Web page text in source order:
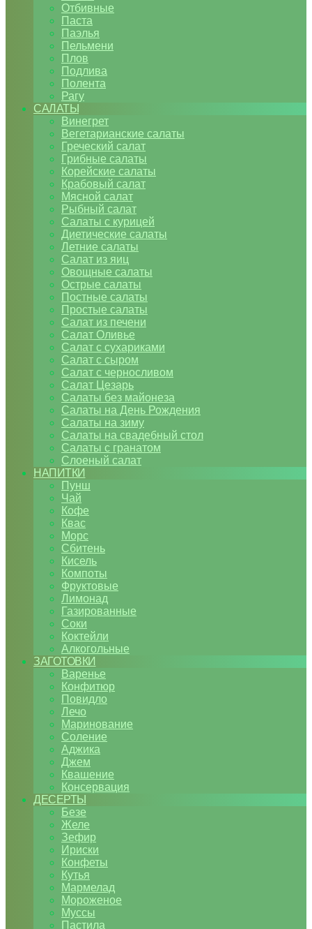
Отбивные
Паста
Паэлья
Пельмени
Плов
Подлива
Полента
Рагу
САЛАТЫ
Винегрет
Вегетарианские салаты
Греческий салат
Грибные салаты
Корейские салаты
Крабовый салат
Мясной салат
Рыбный салат
Салаты с курицей
Диетические салаты
Летние салаты
Салат из яиц
Овощные салаты
Острые салаты
Постные салаты
Простые салаты
Салат из печени
Салат Оливье
Салат с сухариками
Салат с сыром
Салат с черносливом
Салат Цезарь
Салаты без майонеза
Салаты на День Рождения
Салаты на зиму
Салаты на свадебный стол
Салаты с гранатом
Слоеный салат
НАПИТКИ
Пунш
Чай
Кофе
Квас
Морс
Сбитень
Кисель
Компоты
Фруктовые
Лимонад
Газированные
Соки
Коктейли
Алкогольные
ЗАГОТОВКИ
Варенье
Конфитюр
Повидло
Лечо
Маринование
Соление
Аджика
Джем
Квашение
Консервация
ДЕСЕРТЫ
Безе
Желе
Зефир
Ириски
Конфеты
Кутья
Мармелад
Мороженое
Муссы
Пастила